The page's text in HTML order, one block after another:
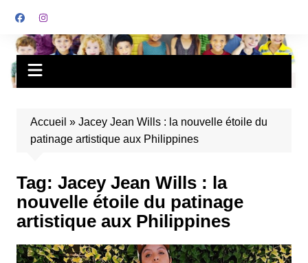
Accueil » Jacey Jean Wills : la nouvelle étoile du
patinage artistique aux Philippines
Tag: Jacey Jean Wills : la
nouvelle étoile du patinage
artistique aux Philippines